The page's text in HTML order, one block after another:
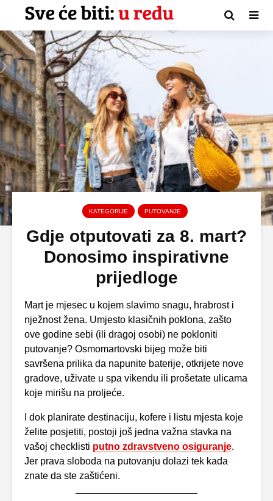
KATEGORIJE PUTOVANJE
Gdje otputovati za 8. mart?
Donosimo inspirativne
prijedloge
Mart je mjesec u kojem slavimo snagu, hrabrost i
nježnost žena. Umjesto klasičnih poklona, zašto
ove godine sebi (ili dragoj osobi) ne pokloniti
putovanje? Osmomartovski bijeg može biti
savršena prilika da napunite baterije, otkrijete nove
gradove, uživate u spa vikendu ili prošetate ulicama
koje mirišu na proljeće.
I dok planirate destinaciju, kofere i listu mjesta koje
želite posjetiti, postoji još jedna važna stavka na
vašoj checklisti putno zdravstveno osiguranje.
Jer prava sloboda na putovanju dolazi tek kada
znate da ste zaštićeni.